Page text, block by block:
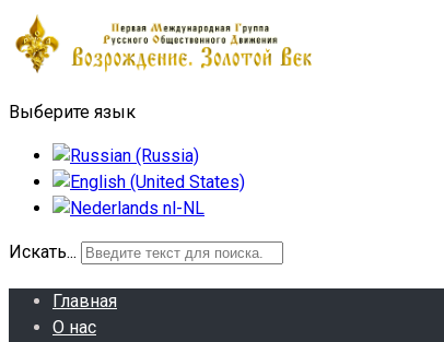
Выберите язык
Искать...
Главная
О нас